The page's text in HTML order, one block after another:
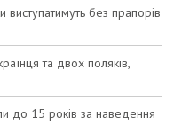
виступатимуть без прапорів
та двох поляків,
до 15 років за наведення